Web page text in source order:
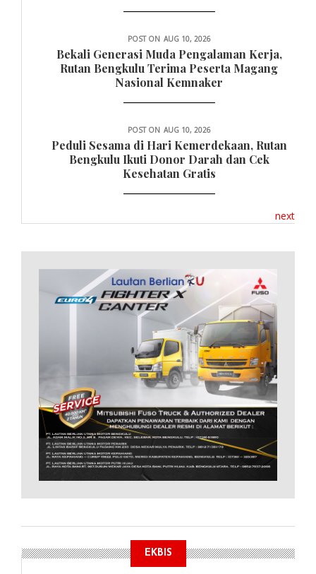
POST ON AUG 10, 2026
Bekali Generasi Muda Pengalaman Kerja,
Rutan Bengkulu Terima Peserta Magang
Nasional Kemnaker
POST ON AUG 10, 2026
Peduli Sesama di Hari Kemerdekaan, Rutan
Bengkulu Ikuti Donor Darah dan Cek
Kesehatan Gratis
next
EKBIS